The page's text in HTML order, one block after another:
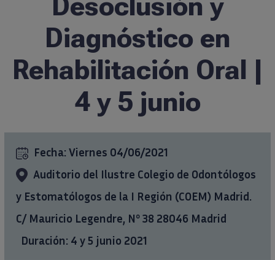
Formación
Ciencia al día
Casos clínicos
info@ticareimplants.com
Contacto
ES
Diagnóstico en
Rehabilitación Oral |
4 y 5 junio
Fecha: Viernes 04/06/2021
Auditorio del Ilustre Colegio de Odontólogos
y Estomatólogos de la I Región (COEM) Madrid.
C/ Mauricio Legendre, Nº 38 28046 Madrid
Duración: 4 y 5 junio 2021